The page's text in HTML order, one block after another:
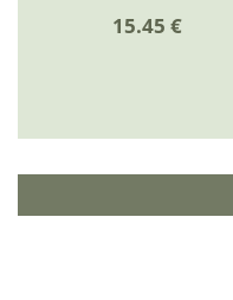
15.45 €